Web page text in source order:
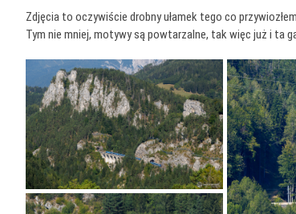
Zdjęcia to oczywiście drobny ułamek tego co
Tym nie mniej, motywy są powtarzalne, tak więc już i ta